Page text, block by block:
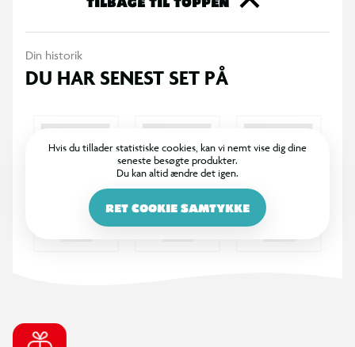
Din historik
DU HAR SENEST SET PÅ
Hvis du tillader statistiske cookies, kan vi nemt vise dig dine
seneste besøgte produkter.
Du kan altid ændre det igen.
RET COOKIE SAMTYKKE